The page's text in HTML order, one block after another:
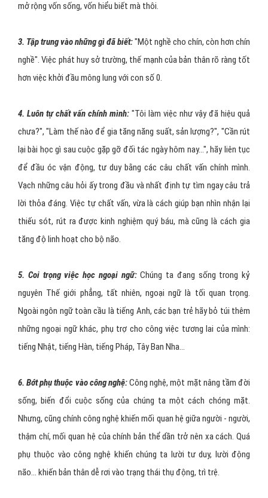
mở rộng vốn sống, vốn hiểu biết mà thôi.
3. Tập trung vào những gì đã biết:"Một nghề cho chín, còn hơn chín
nghề". Việc phát huy sở trường, thế mạnh của bản thân rõ ràng tốt
hơn việc khởi đầu mông lung với con số 0.
4. Luôn tự chất vấn chính mình: "Tôi làm việc như vậy đã hiệu quả
chưa?", "Làm thế nào để gia tăng năng suất, sản lượng?", "Cần rút
lại bài học gì sau cuộc gặp gỡ đối tác ngày hôm nay...", hãy liên tục
để đầu óc vận động, tư duy bằng các câu chất vấn chính mình.
Vạch những câu hỏi ấy trong đầu và nhất định tự tìm ngay câu trả
lời thỏa đáng. Việc tự chất vấn, vừa là cách giúp bạn nhìn nhận lại
thiếu sót, rút ra được kinh nghiệm quý báu, mà cũng là cách gia
tăng độ linh hoạt cho bộ não.
5. Coi trọng việc học ngoại ngữ:Chúng ta đang sống trong kỷ
nguyên Thế giới phẳng, tất nhiên, ngoại ngữ là tối quan trọng.
Ngoài ngôn ngữ toàn cầu là tiếng Anh, các bạn trẻ hãy bỏ túi thêm
những ngoại ngữ khác, phụ trợ cho công việc tương lai của mình:
tiếng Nhật, tiếng Hàn, tiếng Pháp, Tây Ban Nha...
6. Bớt phụ thuộc vào công nghệ:Công nghệ, một mặt nâng tầm đời
sống, biến đổi cuộc sống của chúng ta một cách chóng mặt.
Nhưng, cũng chính công nghệ khiến mối quan hệ giữa người - người,
thậm chí, mối quan hệ của chính bản thể dần trở nên xa cách. Quá
phụ thuộc vào công nghệ khiến chúng ta lười tư duy, lười động
não... khiến bản thân dễ rơi vào trạng thái thụ động, trì trệ.